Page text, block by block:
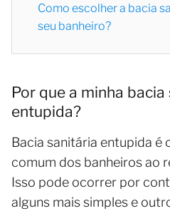
Como escolher a bacia
seu banheiro?
Por que a minha
entupida?
Bacia sanitária entupida é
comum dos banheiros ao
Isso pode ocorrer por
alguns mais simples e